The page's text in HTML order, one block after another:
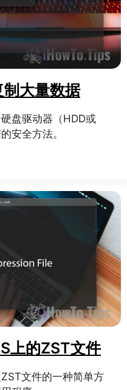
大量数据
盘驱动器（HDD或
安全方法。
上的ZST文件
文件的一种简单方